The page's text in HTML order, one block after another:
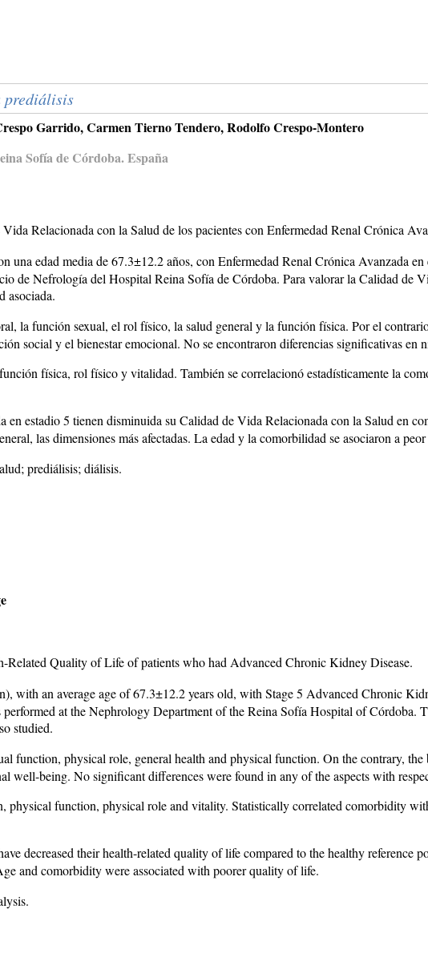
prediálisis
Garrido, Carmen Tierno Tendero, Rodolfo Crespo-Montero
Sofía de Córdoba. España
Relacionada con la Salud de los pacientes con Enfermedad Renal Crónica
una edad media de 67.3±12.2 años, con Enfermedad Renal Crónica Avanzada
de Nefrología del Hospital Reina Sofía de Córdoba. Para valorar la Calidad de
asociada.
la función sexual, el rol físico, la salud general y la función física. Por el
social y el bienestar emocional. No se encontraron diferencias significativas en
física, rol físico y vitalidad. También se correlacionó estadísticamente la
estadio 5 tienen disminuida su Calidad de Vida Relacionada con la Salud en
las dimensiones más afectadas. La edad y la comorbilidad se asociaron a
prediálisis; diálisis.
Related Quality of Life of patients who had Advanced Chronic Kidney Disease.
with an average age of 67.3±12.2 years old, with Stage 5 Advanced Chronic
at the Nephrology Department of the Reina Sofía Hospital of Córdoba.
studied.
function, physical role, general health and physical function. On the contrary,
well-being. No significant differences were found in any of the aspects with
physical function, physical role and vitality. Statistically correlated comorbidity
decreased their health-related quality of life compared to the healthy reference
and comorbidity were associated with poorer quality of life.